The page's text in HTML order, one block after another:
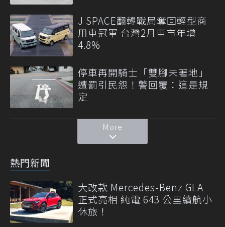
J SPACE翻轉戰局奪回輕型商
用車冠軍 台灣2月車市年增
4.8%
停車再開騎士「雙腳未著地」
遭罰引民怨！警回覆：這是規
定
More
熱門新聞
大改款 Mercedes-Benz GLA
正式亮相 純電 643 公里續航小
休旅！